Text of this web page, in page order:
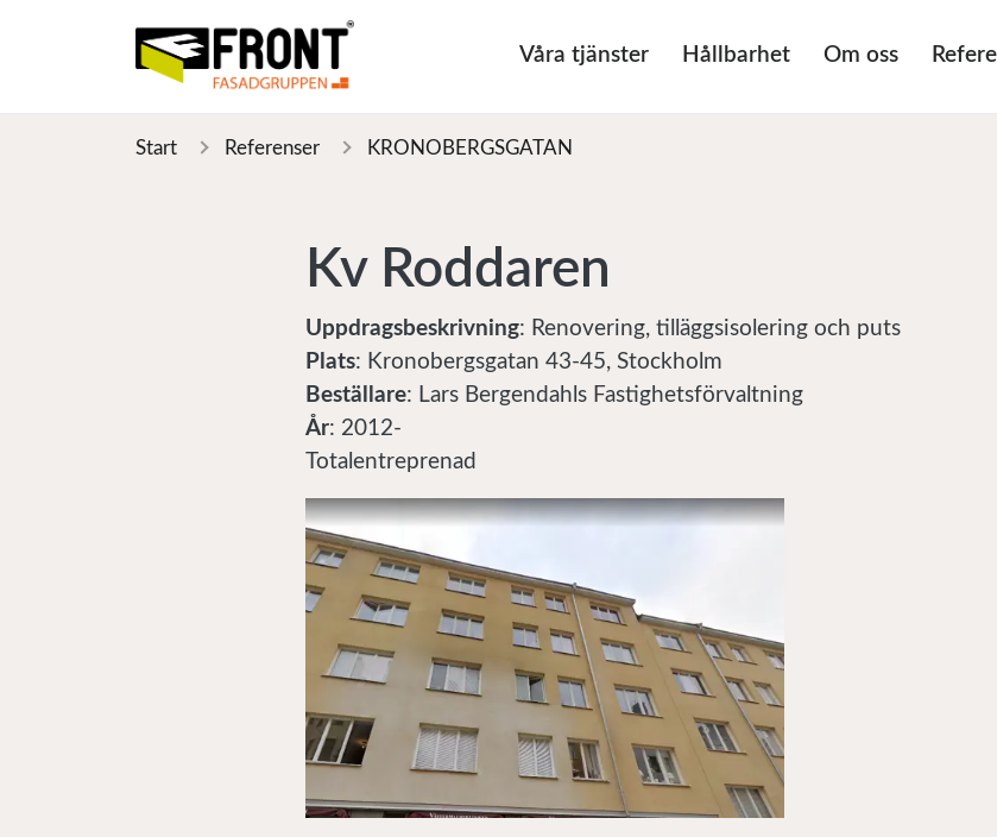
Våra tjänster Hållbarhet Om oss
Start Referenser KRONOBERGSGATAN
Kv Roddaren
Uppdragsbeskrivning: Renovering, tilläggsisolering och puts
Plats: Kronobergsgatan 43-45, Stockholm
Beställare: Lars Bergendahls Fastighetsförvaltning
År: 2012-
Totalentreprenad